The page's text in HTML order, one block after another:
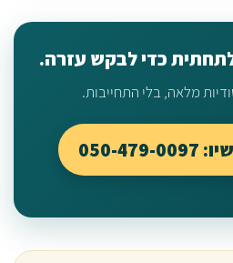
כדי לבקש עזרה.
מלאה, בלי התחייבות.
0097